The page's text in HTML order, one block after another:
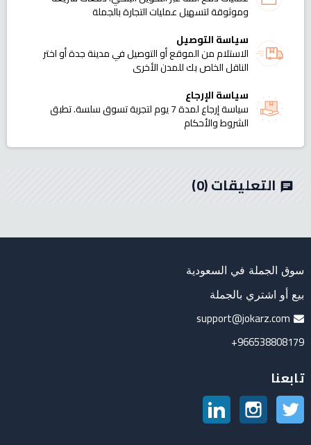
وموثوقة لتسهيل عمليات التجارة بالجملة
سياسة التوصيل
الاستلام من الموقع أو التوصيل في مدينة جدة أو اختر
الناقل الخاص بك للمدن الأخرى
سياسة الإرجاع
سياسة إرجاع لمدة 7 يوم لتجربة تسوق سلسة. تطبق
الشروط والأحكام
chat التعليقات(0)
سوق الجملة في السعودية
بيع أو اشتري بالجملة
support@jokarz.com
966538808179+
تابعنا
تويتر انستغرام